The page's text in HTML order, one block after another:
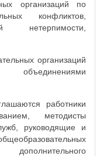
организаций по
конфликтов,
нетерпимости,
организаций
объединениями
работники
методисты
руководящие и